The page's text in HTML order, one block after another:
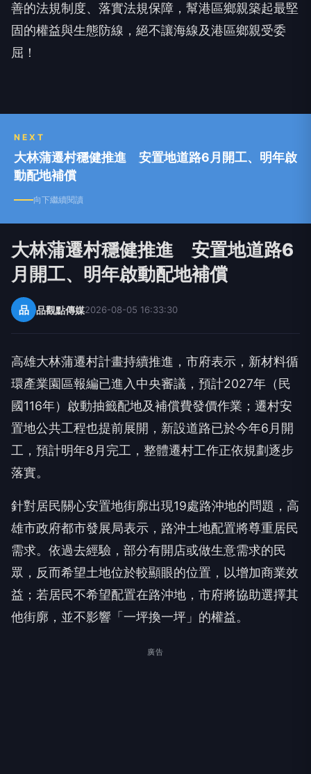
善的法規制度、落實法規保障，幫港區鄉親築起最堅
固的權益與生態防線，絕不讓海線及港區鄉親受委
屈！
NEXT
大林蒲遷村穩健推進 安置地道路6月開工、明年啟
動配地補償
向下繼續閱讀
大林蒲遷村穩健推進 安置地道路6
月開工、明年啟動配地補償
品 品觀點傳媒2026-08-05 16:33:30
高雄大林蒲遷村計畫持續推進，市府表示，新材料循
環產業園區報編已進入中央審議，預計2027年（民
國116年）啟動抽籤配地及補償費發價作業；遷村安
置地公共工程也提前展開，新設道路已於今年6月開
工，預計明年8月完工，整體遷村工作正依規劃逐步
落實。
針對居民關心安置地街廓出現19處路沖地的問題，高
雄市政府都市發展局表示，路沖土地配置將尊重居民
需求。依過去經驗，部分有開店或做生意需求的民
眾，反而希望土地位於較顯眼的位置，以增加商業效
益；若居民不希望配置在路沖地，市府將協助選擇其
他街廓，並不影響「一坪換一坪」的權益。
廣告